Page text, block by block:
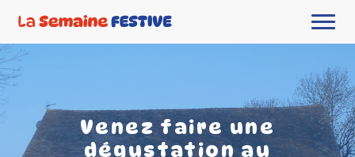
Venez faire une
dégustation au